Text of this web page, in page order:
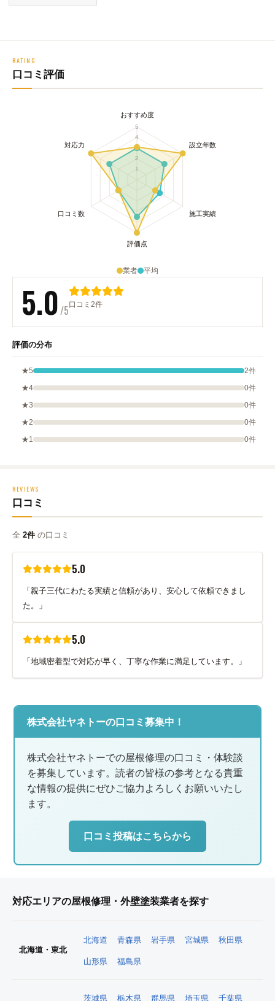
RATING
口コミ評価
業者 平均
5.0 /5口コミ2件
評価の分布
★5
2件
★4
0件
★3
0件
★2
0件
★1
0件
REVIEWS
口コミ
全 2件 の口コミ
5.0
「親子三代にわたる実績と信頼があり、安心して依頼できまし
た。」
5.0
「地域密着型で対応が早く、丁寧な作業に満足しています。」
株式会社ヤネトーの口コミ募集中！
株式会社ヤネトーでの屋根修理の口コミ・体験談
を募集しています。読者の皆様の参考となる貴重
な情報の提供にぜひご協力よろしくお願いいたし
ます。
口コミ投稿はこちらから
対応エリアの屋根修理・外壁塗装業者を探す
北海道・東北
北海道 青森県 岩手県 宮城県 秋田県
山形県 福島県
茨城県 栃木県 群馬県 埼玉県 千葉県